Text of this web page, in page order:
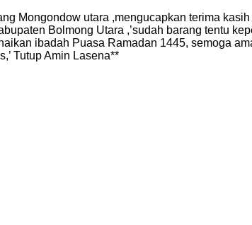
Mongondow utara ,mengucapkan terima
Bolmong Utara ,’sudah barang tentu
ibadah Puasa Ramadan 1445, semoga
Tutup Amin Lasena**